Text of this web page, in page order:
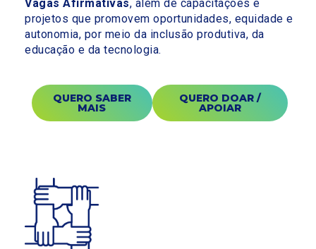
Vagas Afirmativas, além de capacitações e
projetos que promovem oportunidades, equidade e
autonomia, por meio da inclusão produtiva, da
educação e da tecnologia.
QUERO SABER
MAIS
QUERO DOAR /
APOIAR